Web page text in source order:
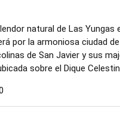
natural de Las
por la armoniosa ciudad
de San Javier y sus
sobre el Dique